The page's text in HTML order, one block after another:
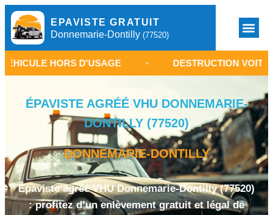
EPAVISTE GRATUIT
Donnemarie-Dontilly (77520)
HORS D'USAGE • DESTRUCTION VOITURE
ÉPAVISTE AGRÉÉ VHU DONNEMARIE-
DONTILLY (77520)
DONNEMARIE-DONTILLY
Épaviste agréé VHU Donnemarie-Dontilly (77520)
: profitez d’un enlèvement gratuit et légal de